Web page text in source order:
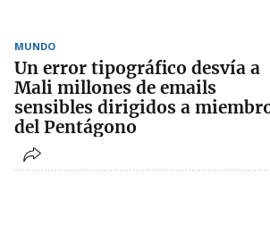
MUNDO
Un error tipográfico desvía a
Mali millones de emails
sensibles dirigidos a
del Pentágono